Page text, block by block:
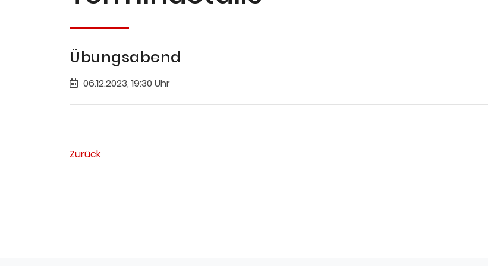
Übungsabend
06.12.2023, 19:30 Uhr
Zurück